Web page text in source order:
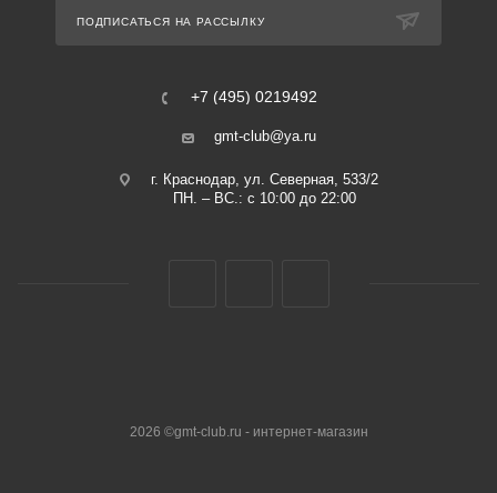
ПОДПИСАТЬСЯ НА РАССЫЛКУ
+7 (495) 0219492
gmt-club@ya.ru
г. Краснодар, ул. Северная, 533/2
ПН. – ВС.: с 10:00 до 22:00
2026 ©gmt-club.ru - интернет-магазин